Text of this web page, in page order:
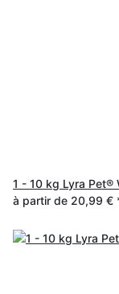
1 - 10 kg Lyra Pet®
à partir de 20,99 €